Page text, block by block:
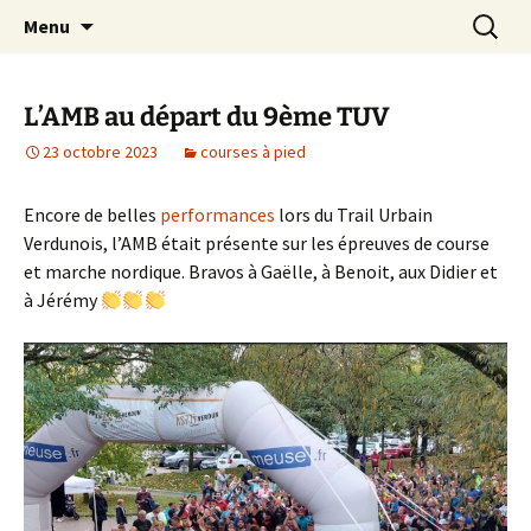
AMB55
Le site web de l'Association Multisports
Barisienne : Badminton, course à pied,
Menu
L’AMB au départ du 9ème TUV
23 octobre 2023 courses à pied
Encore de belles performances lors du Trail Urbain
Verdunois, l’AMB était présente sur les épreuves de course
et marche nordique. Bravos à Gaëlle, à Benoit, aux Didier et
à Jérémy